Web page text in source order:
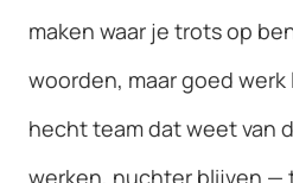
maken waar je trots op
woorden, maar goed
hecht team dat weet van
werken, nuchter blijven —